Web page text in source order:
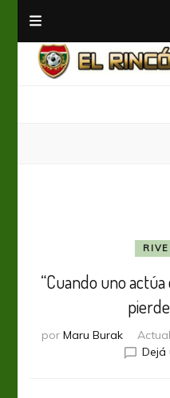
“Cuando uno
por Maru Burak
Dejá